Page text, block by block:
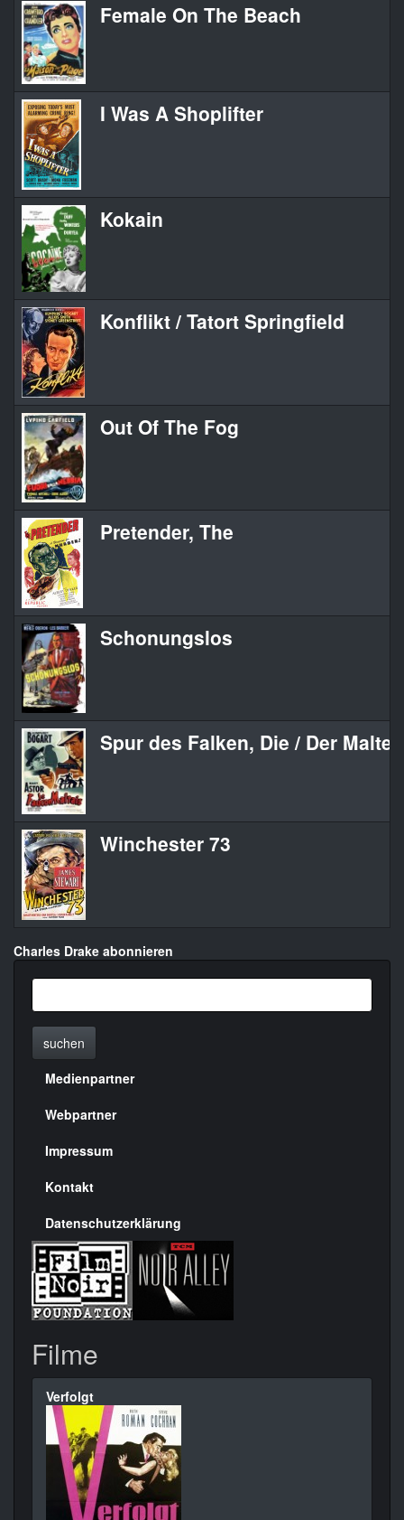
Female On The Beach
I Was A Shoplifter
Kokain
Konflikt / Tatort Springfield
Out Of The Fog
Pretender, The
Schonungslos
Spur des Falken, Die / Der
Winchester 73
Charles Drake abonnieren
suchen
Menülinks
rechte
Seite
Medienpartner
Webpartner
Impressum
Kontakt
Datenschutzerklärung
Filme
Verfolgt